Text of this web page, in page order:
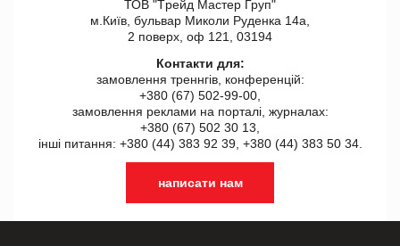
ТОВ "Tрейд Мастер Груп"
м.Київ, бульвар Миколи Руденка 14а,
2 поверх, оф 121, 03194
Контакти для:
замовлення треннгів, конференцій:
+380 (67) 502-99-00,
замовлення реклами на порталі, журналах:
+380 (67) 502 30 13,
інші питання: +380 (44) 383 92 39, +380 (44) 383 50 34.
написати нам